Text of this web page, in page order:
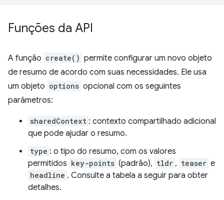
Funções da API
A função create() permite configurar um novo objeto
de resumo de acordo com suas necessidades. Ele usa
um objeto options opcional com os seguintes
parâmetros:
sharedContext : contexto compartilhado adicional
que pode ajudar o resumo.
type : o tipo do resumo, com os valores
permitidos key-points (padrão), tldr , teaser e
headline . Consulte a tabela a seguir para obter
detalhes.